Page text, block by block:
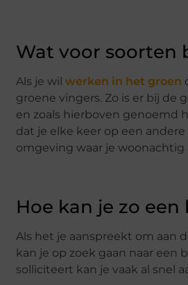
Wat voor soorten
Als je wil werken in het groen
groene vingers. Zo is er bij de
en zoals hierboven genoemd
dat je elke keer op een
omgeving waar je woonachtig
Hoe kan je zo
Als het je aanspreekt om aan
kan je op zoek gaan naar een
solliciteert kan je vaak al snel